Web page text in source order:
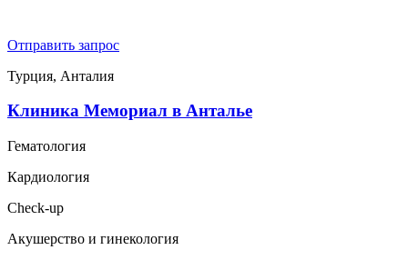
Отправить запрос
Турция, Анталия
Клиника Мемориал в Анталье
Гематология
Кардиология
Check-up
Акушерство и гинекология